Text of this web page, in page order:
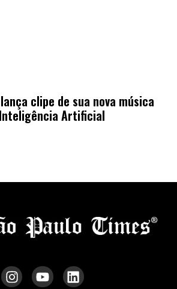
clipe de sua nova música
Artificial